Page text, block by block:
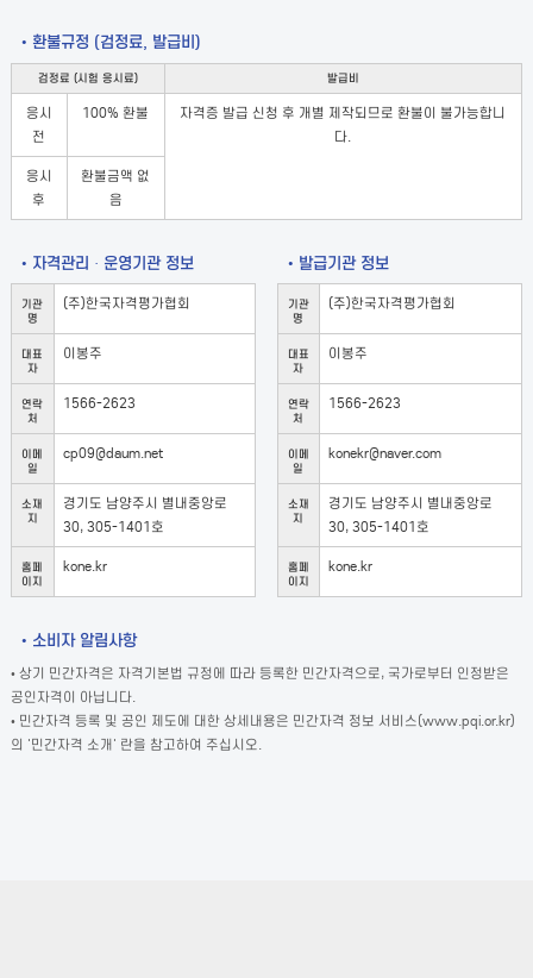
• 환불규정 (검정료, 발급비)
검정료 (시험 응시료) 발급비
응시
전
100% 환불
자격증 발급 신청 후 개별 제작되므로 환불이 불가능합니
다.
응시
후
환불금액 없
음
• 자격관리 · 운영기관 정보
기관
명
(주)한국자격평가협회
대표
자
이봉주
연락
처
1566-2623
이메
일
cp09@daum.net
소재
지
경기도 남양주시 별내중앙로
30, 305-1401호
홈페
이지
kone.kr
• 발급기관 정보
기관
명
(주)한국자격평가협회
대표
자
이봉주
연락
처
1566-2623
이메
일
konekr@naver.com
소재
지
경기도 남양주시 별내중앙로
30, 305-1401호
홈페
이지
kone.kr
• 소비자 알림사항
• 상기 민간자격은 자격기본법 규정에 따라 등록한 민간자격으로, 국가로부터 인정받은
공인자격이 아닙니다.
• 민간자격 등록 및 공인 제도에 대한 상세내용은 민간자격 정보 서비스(www.pqi.or.kr)
의 '민간자격 소개' 란을 참고하여 주십시오.